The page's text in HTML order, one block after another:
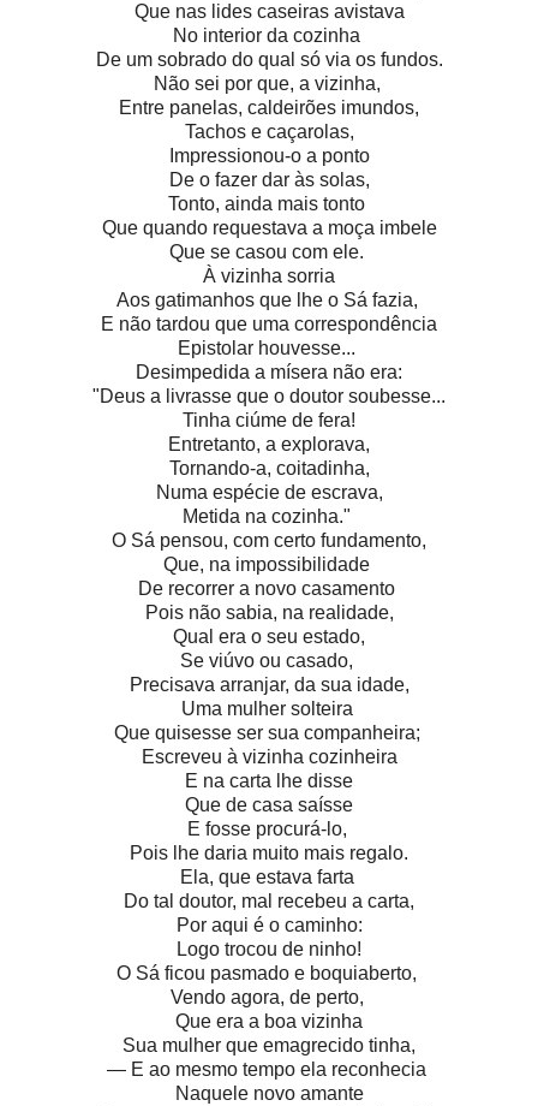
Que nas lides caseiras avistava
No interior da cozinha
De um sobrado do qual só via os fundos.
Não sei por que, a vizinha,
Entre panelas, caldeirões imundos,
Tachos e caçarolas,
Impressionou-o a ponto
De o fazer dar às solas,
Tonto, ainda mais tonto
Que quando requestava a moça imbele
Que se casou com ele.
À vizinha sorria
Aos gatimanhos que lhe o Sá fazia,
E não tardou que uma correspondência
Epistolar houvesse...
Desimpedida a mísera não era:
"Deus a livrasse que o doutor soubesse...
Tinha ciúme de fera!
Entretanto, a explorava,
Tornando-a, coitadinha,
Numa espécie de escrava,
Metida na cozinha."
O Sá pensou, com certo fundamento,
Que, na impossibilidade
De recorrer a novo casamento
Pois não sabia, na realidade,
Qual era o seu estado,
Se viúvo ou casado,
Precisava arranjar, da sua idade,
Uma mulher solteira
Que quisesse ser sua companheira;
Escreveu à vizinha cozinheira
E na carta lhe disse
Que de casa saísse
E fosse procurá-lo,
Pois lhe daria muito mais regalo.
Ela, que estava farta
Do tal doutor, mal recebeu a carta,
Por aqui é o caminho:
Logo trocou de ninho!
O Sá ficou pasmado e boquiaberto,
Vendo agora, de perto,
Que era a boa vizinha
Sua mulher que emagrecido tinha,
— E ao mesmo tempo ela reconhecia
Naquele novo amante